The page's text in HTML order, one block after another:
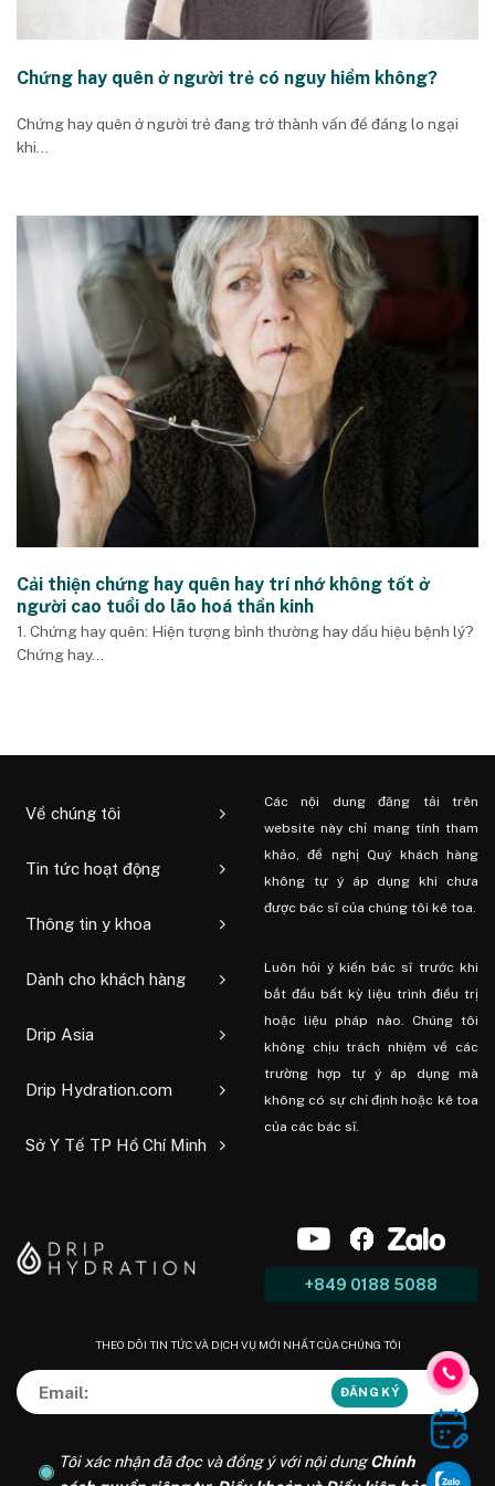
Chứng hay quên ở người trẻ có nguy hiểm không?
Chứng hay quên ở người trẻ đang trở thành vấn đề đáng lo ngại
khi...
Cải thiện chứng hay quên hay trí nhớ không tốt ở
người cao tuổi do lão hoá thần kinh
1. Chứng hay quên: Hiện tượng bình thường hay dấu hiệu bệnh lý?
Chứng hay...
Về chúng tôi
Tin tức hoạt động
Thông tin y khoa
Dành cho khách hàng
Drip Asia
Drip Hydration.com
Sở Y Tế TP Hồ Chí Minh
Các nội dung đăng tải trên
website này chỉ mang tính tham
khảo, đề nghị Quý khách hàng
không tự ý áp dụng khi chưa
được bác sĩ của chúng tôi kê toa.
Luôn hỏi ý kiến ​​bác sĩ trước khi
bắt đầu bất kỳ liệu trình điều trị
hoặc liệu pháp nào. Chúng tôi
không chịu trách nhiệm về các
trường hợp tự ý áp dụng mà
không có sự chỉ định hoặc kê toa
của các bác sĩ.
+849 0188 5088
THEO DÕI TIN TỨC VÀ DỊCH VỤ MỚI NHẤT CỦA CHÚNG TÔI
Tôi xác nhận đã đọc và đồng ý với nội dungChính